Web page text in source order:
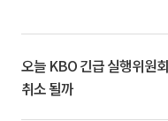
오늘 KBO 긴급 실행위원
취소 될까